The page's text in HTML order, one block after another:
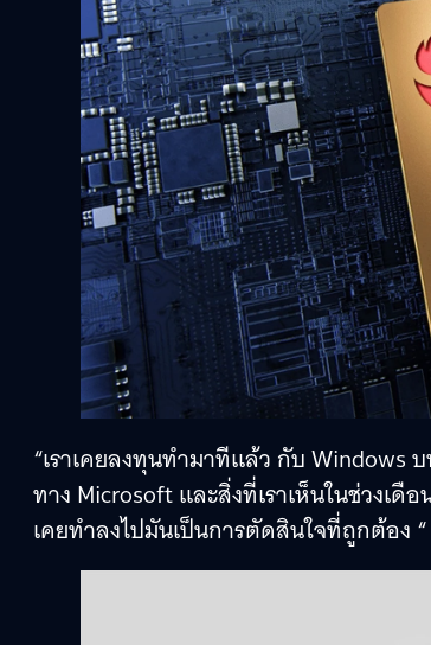
“เราเคยลงทุนทำมาทีแล้ว กับ Windows
ทาง Microsoft และสิ่งที่เราเห็นในช่วงเ
เคยทำลงไปมันเป็นการตัดสินใจที่ถูกต้อง “